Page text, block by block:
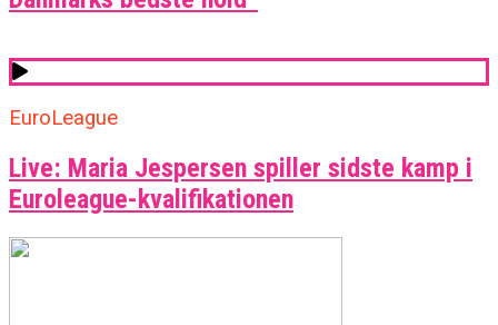
EuroLeague
Live: Maria Jespersen spiller sidste kamp i
Euroleague-kvalifikationen